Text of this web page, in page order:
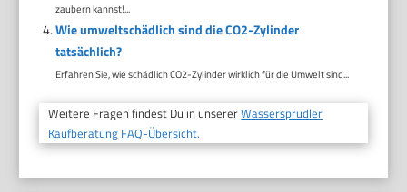
zaubern kannst!...
Wie umweltschädlich sind die CO2-Zylinder
tatsächlich?
Erfahren Sie, wie schädlich CO2-Zylinder wirklich für die Umwelt sind...
Weitere Fragen findest Du in unsererWassersprudler
Kaufberatung FAQ-Übersicht.